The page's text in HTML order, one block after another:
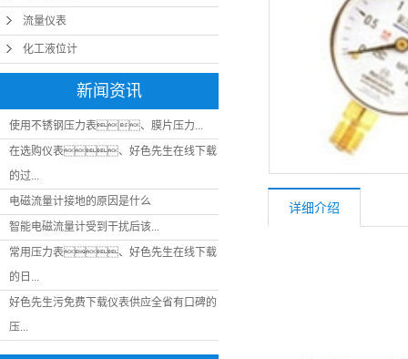
流量仪表
化工液位计
新闻资讯
使用不锈钢压力表、膜片压力...
在选购仪表、好色先生在线下载
的过...
电磁流量计接地的原因是什么
智能电磁流量计受到干扰后该...
常用压力表、好色先生在线下载
的日...
好色先生污免费下载仪表供应全省有口碑的
压...
详细介绍